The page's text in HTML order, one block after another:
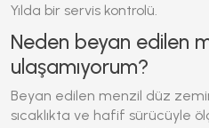
Yılda bir servis kontrolü.
Neden beyan edilen
ulaşamıyorum?
Beyan edilen menzil düz
sıcaklıkta ve hafif sürücüyle